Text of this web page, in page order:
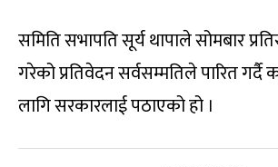
समिति सभापति सूर्य थापाले सोमबार
गरेको प्रतिवेदन सर्वसम्मतिले पारित गर्दै
लागि सरकारलाई पठाएको हो ।